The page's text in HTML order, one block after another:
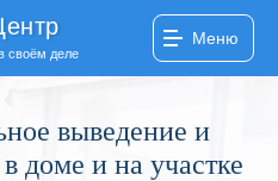
своём деле
Меню
выведение и
доме и на участке